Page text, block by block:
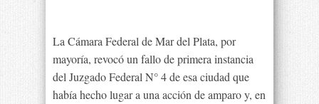
La Cámara Federal de Mar del Plata, por
mayoría, revocó un fallo de primera instancia
del Juzgado Federal N° 4 de esa ciudad que
había hecho lugar a una acción de amparo y, en